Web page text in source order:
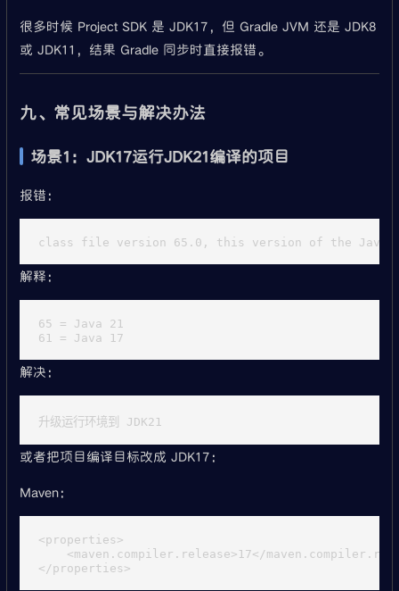
很多时候 Project SDK 是 JDK17，但 Gradle JVM 还是 JDK8
或 JDK11，结果 Gradle 同步时直接报错。
九、常见场景与解决办法
场景1：JDK17运行JDK21编译的项目
报错：
解释：
65 = Java 21
解决：
或者把项目编译目标改成 JDK17：
Maven：
<properties>
<maven.compiler.release>17</